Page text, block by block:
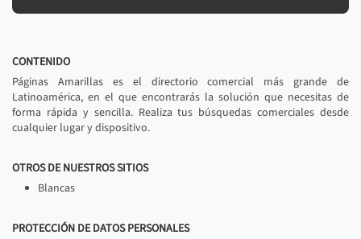
CONTENIDO
Páginas Amarillas es el directorio comercial más grande de
Latinoamérica, en el que encontrarás la solución que necesitas de
forma rápida y sencilla. Realiza tus búsquedas comerciales desde
cualquier lugar y dispositivo.
OTROS DE NUESTROS SITIOS
Blancas
PROTECCIÓN DE DATOS PERSONALES